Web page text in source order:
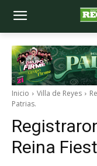
Inicio Villa de Reyes
Patrias.
Reina